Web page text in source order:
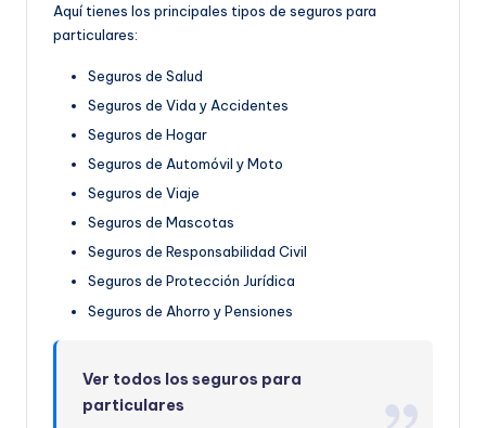
Aquí tienes los principales tipos de seguros para
particulares:
Seguros de Salud
Seguros de Vida y Accidentes
Seguros de Hogar
Seguros de Automóvil y Moto
Seguros de Viaje
Seguros de Mascotas
Seguros de Responsabilidad Civil
Seguros de Protección Jurídica
Seguros de Ahorro y Pensiones
Ver todos los seguros para
particulares